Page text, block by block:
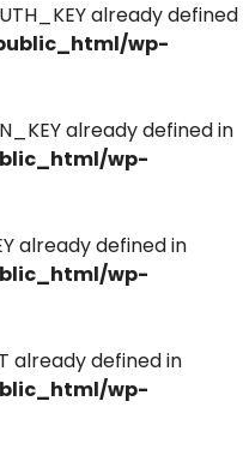
already defined
wp-
already defined in
wp-
already defined in
wp-
already defined in
wp-